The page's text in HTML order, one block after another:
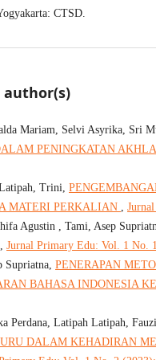
CTSD.
author(s)
Mariam, Selvi Asyrika, Sri
PENINGKATAN
Trini,
MATERI PERKALIAN
Agustin , Tami, Asep
Jurnal Primary Edu: Vol. 1 No.
PENERAPAN
BAHASA INDONESIA
Perdana, Latipah Latipah,
DALAM KEHADIRAN